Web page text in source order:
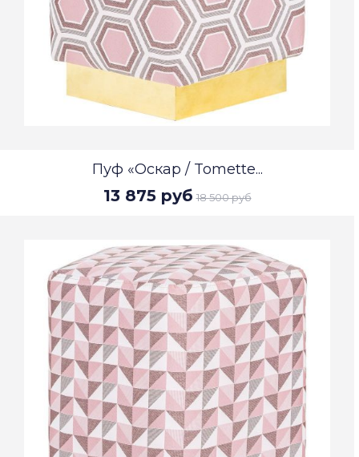
Пуф «Оскар / Tomette...
13 875 руб 18 500 руб